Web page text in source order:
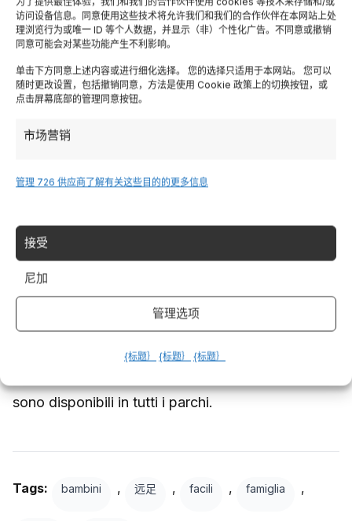
访问设备信息。同意使用这些技术将允许我们和我们的合作伙伴在本网站上处
理浏览行为或唯一 ID 等个人数据，并显示（非）个性化广告。不同意或撤销
同意可能会对某些功能产生不利影响。
单击下方同意上述内容或进行细化选择。 您的选择只适用于本网站。 您可以
随时更改设置，包括撤销同意，方法是使用 Cookie 政策上的切换按钮，或
点击屏幕底部的管理同意按钮。
市场营销
管理 726 供应商了解有关这些目的的更多信息
接受
尼加
管理选项
{标题｝ {标题｝ {标题｝
merenda. La fame è il nemico numero 1
dell’escursione
Ritmo : calcolare il doppio del tempo indicato
per adulti. I bambini si fermano, raccolgono,
esplorano
Zaino portabimbo
Comfort, Osprey Poco) è indispensabile
acqua. In montagna il sole è più forte
Per escursioni in famiglia,
vicino ai sentieri. Raggiungi la destinazione con un
sono disponibili in tutti i parchi.
Tags: bambini , 远足 , facili , famiglia ,